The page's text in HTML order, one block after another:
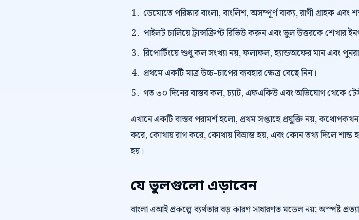
ডেমোতে পরিষ্কার বাংলা, বাংলিশ, অসম্পূর্ণ বাক্য, রাগী গ্রাহক এবং
পাইলট চালিয়ে ট্রান্সক্রিপ্ট রিভিউ করুন এবং ভুল উত্তরকে শেখার
রিপোর্টিংয়ে শুধু কল সংখ্যা নয়, ফলাফল, হ্যান্ডঅফের মান এবং
প্রথমে একটি মাত্র উচ্চ-চাপের ব্যবহার ক্ষেত্র বেছে নিন।
গত ৩০ দিনের বাস্তব কল, চ্যাট, এফএকিউ এবং অভিযোগ থেকে টেস্ট
এখানে একটি বাস্তব পরামর্শ হলো, প্রথম সপ্তাহে প্রযুক্তি নয়, কথোপকথন
করে, কোথায় রাগ করে, কোথায় বিভ্রান্ত হয়, এবং কোন তথ্য দিলে
হয়।
যে ভুলগুলো এড়াবেন
বাংলা এআই প্রকল্পে ব্যর্থতার বড় কারণ সাধারণত মডেল নয়; অস্পষ্ট